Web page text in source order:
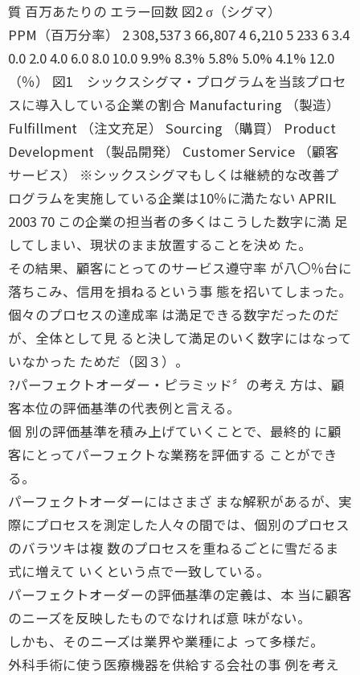
質 百万あたりの エラー回数 図2 σ（シグマ）
PPM（百万分率） 2 308,537 3 66,807 4 6,210 5 233 6 3.4
0.0 2.0 4.0 6.0 8.0 10.0 9.9% 8.3% 5.8% 5.0% 4.1% 12.0
（％） 図1 シックスシグマ・プログラムを当該プロセ
スに導入している企業の割合 Manufacturing （製造）
Fulfillment （注文充足） Sourcing （購買） Product
Development （製品開発） Customer Service （顧客
サービス） ※シックスシグマもしくは継続的な改善プ
ログラムを実施している企業は10％に満たない APRIL
2003 70 この企業の担当者の多くはこうした数字に満 足
してしまい、現状のまま放置することを決め た。
その結果、顧客にとってのサービス遵守率 が八〇％台に
落ちこみ、信用を損ねるという事 態を招いてしまった。
個々のプロセスの達成率 は満足できる数字だったのだ
が、全体として見 ると決して満足のいく数字にはなって
いなかった ためだ（図３）。
?パーフェクトオーダー・ピラミッド〞の考え 方は、顧
客本位の評価基準の代表例と言える。
個 別の評価基準を積み上げていくことで、最終的 に顧
客にとってパーフェクトな業務を評価する ことができ
る。
パーフェクトオーダーにはさまざ まな解釈があるが、実
際にプロセスを測定した人々の間では、個別のプロセス
のバラツキは複 数のプロセスを重ねるごとに雪だるま
式に増えて いくという点で一致している。
パーフェクトオーダーの評価基準の定義は、本 当に顧客
のニーズを反映したものでなければ意 味がない。
しかも、そのニーズは業界や業種によ って多様だ。
外科手術に使う医療機器を供給する会社の事 例を考え